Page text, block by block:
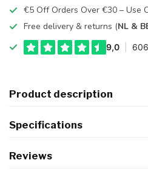
€5 Off Orders Over €30 – Use
Free delivery & returns (NL &
Product description
Specifications
Reviews